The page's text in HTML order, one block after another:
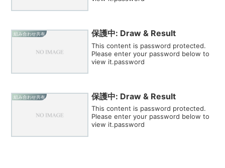
組み合わせ共有 保護中: Draw & Result
This content is password protected.
Please enter your password below to
view it.password
組み合わせ共有 保護中: Draw & Result
This content is password protected.
Please enter your password below to
view it.password